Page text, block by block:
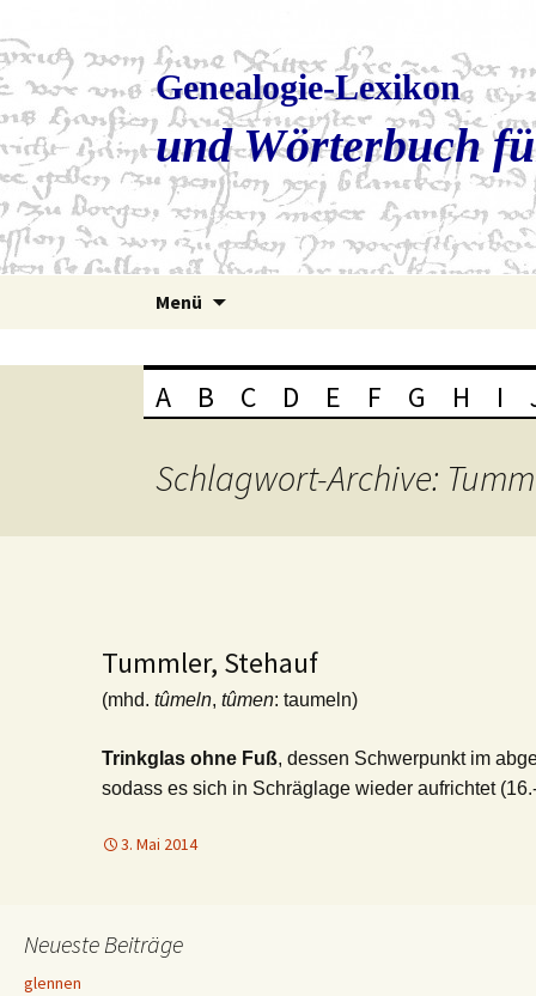
Genealogie-Lexikon
und Wörterbuch
Menü
A B C D E F G H I
Schlagwort-Archive:
Tummler, Stehauf
(mhd. tûmeln, tûmen: taumeln)
Trinkglas ohne Fuß, dessen Schwerpunkt im
sodass es sich in Schräglage wieder aufrichtet
3. Mai 2014
Neueste Beiträge
glennen